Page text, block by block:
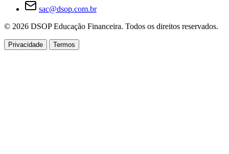
sac@dsop.com.br
© 2026 DSOP Educação Financeira. Todos os direitos reservados.
Privacidade Termos